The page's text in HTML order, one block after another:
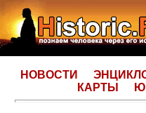
НОВОСТИ
КАРТЫ